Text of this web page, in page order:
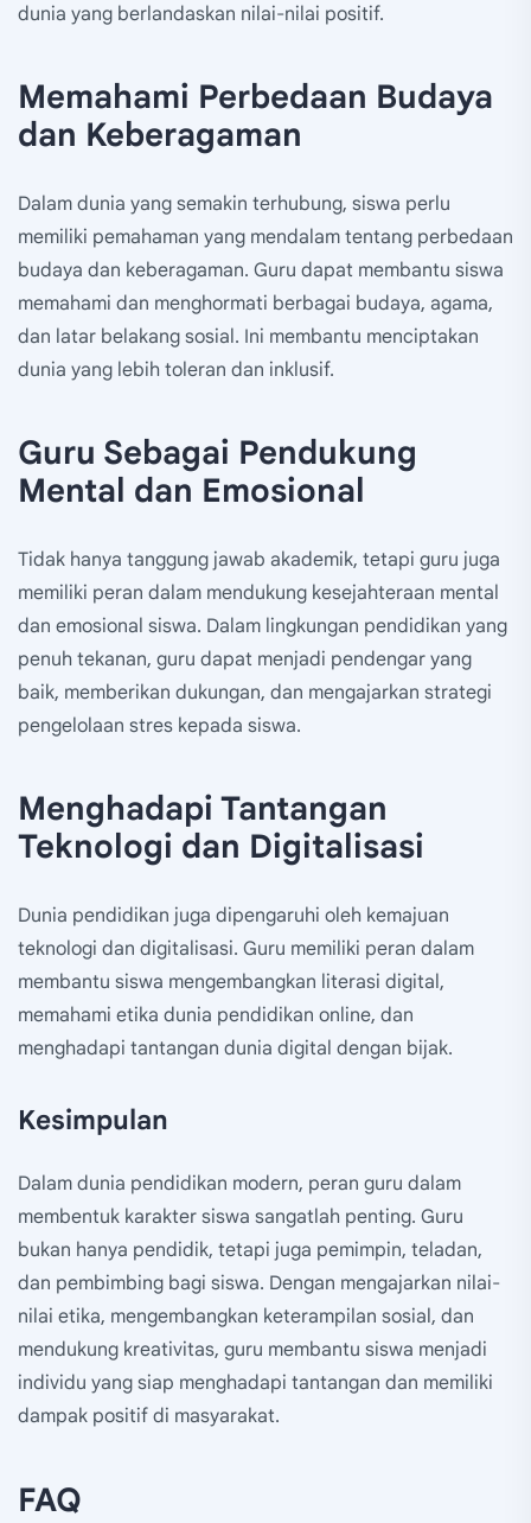
dunia yang berlandaskan nilai-nilai positif.
Memahami Perbedaan Budaya
dan Keberagaman
Dalam dunia yang semakin terhubung, siswa perlu
memiliki pemahaman yang mendalam tentang perbedaan
budaya dan keberagaman. Guru dapat membantu siswa
memahami dan menghormati berbagai budaya, agama,
dan latar belakang sosial. Ini membantu menciptakan
dunia yang lebih toleran dan inklusif.
Guru Sebagai Pendukung
Mental dan Emosional
Tidak hanya tanggung jawab akademik, tetapi guru juga
memiliki peran dalam mendukung kesejahteraan mental
dan emosional siswa. Dalam lingkungan pendidikan yang
penuh tekanan, guru dapat menjadi pendengar yang
baik, memberikan dukungan, dan mengajarkan strategi
pengelolaan stres kepada siswa.
Menghadapi Tantangan
Teknologi dan Digitalisasi
Dunia pendidikan juga dipengaruhi oleh kemajuan
teknologi dan digitalisasi. Guru memiliki peran dalam
membantu siswa mengembangkan literasi digital,
memahami etika dunia pendidikan online, dan
menghadapi tantangan dunia digital dengan bijak.
Kesimpulan
Dalam dunia pendidikan modern, peran guru dalam
membentuk karakter siswa sangatlah penting. Guru
bukan hanya pendidik, tetapi juga pemimpin, teladan,
dan pembimbing bagi siswa. Dengan mengajarkan nilai-
nilai etika, mengembangkan keterampilan sosial, dan
mendukung kreativitas, guru membantu siswa menjadi
individu yang siap menghadapi tantangan dan memiliki
dampak positif di masyarakat.
FAQ